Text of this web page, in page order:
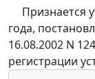
Признается
года,
16.08.2002 N
регистрации